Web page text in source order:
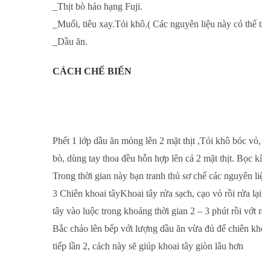
_Thịt bò hảo hạng Fuji.
_Muối, tiêu xay.Tỏi khô.( Các nguyên liệu này có thể
_Dầu ăn.
CÁCH CHẾ BIẾN
Phết 1 lớp dầu ăn mỏng lên 2 mặt thịt ,Tỏi khô bóc
bò, dùng tay thoa đều hỗn hợp lên cả 2 mặt thịt. Bọc
Trong thời gian này bạn tranh thủ sơ chế các nguyên
3 Chiên khoai tâyKhoai tây rửa sạch, cạo vỏ rồi rửa
tây vào luộc trong khoảng thời gian 2 – 3 phút rồi vớt
Bắc chảo lên bếp với lượng dầu ăn vừa đủ để chiên
tiếp lần 2, cách này sẽ giúp khoai tây giòn lâu hơn